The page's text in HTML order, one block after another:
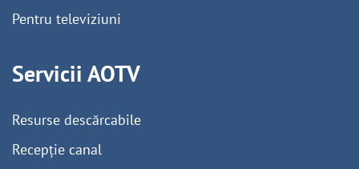
Pentru televiziuni
Servicii AOTV
Resurse descărcabile
Recepție canal